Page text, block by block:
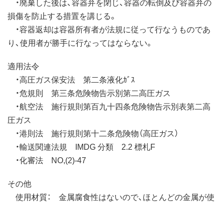
損傷を防止する措置を講じる。
・容器返却は容器所有者が法規に従って行なうものであ
り、使用者が勝手に行なってはならない。
適用法令
・高圧ガス保安法 第二条液化ｶﾞｽ
・危規則 第三条危険物告示別第二高圧ガス
・航空法 施行規則第百九十四条危険物告示別表第二高
圧ガス
・港則法 施行規則第十二条危険物（高圧ガス）
・輸送関連法規 IMDG 分類 2.2 標札F
・化審法 NO,(2)-47
その他
使用材質： 金属腐食性はないので、ほとんどの金属が使